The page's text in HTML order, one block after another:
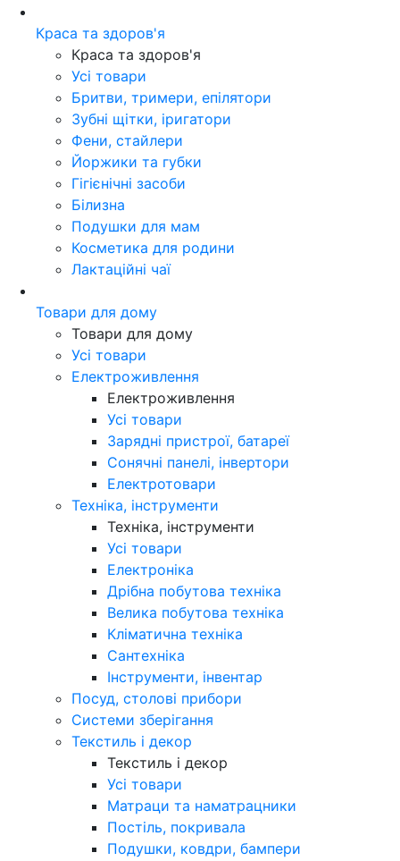
Краса та здоров'я
Краса та здоров'я
Усі товари
Бритви, тримери, епілятори
Зубні щітки, іригатори
Фени, стайлери
Йоржики та губки
Гігієнічні засоби
Білизна
Подушки для мам
Косметика для родини
Лактаційні чаї
Товари для дому
Товари для дому
Усі товари
Електроживлення
Електроживлення
Усі товари
Зарядні пристрої, батареї
Сонячні панелі, інвертори
Електротовари
Техніка, інструменти
Техніка, інструменти
Усі товари
Електроніка
Дрібна побутова техніка
Велика побутова техніка
Кліматична техніка
Сантехніка
Інструменти, інвентар
Посуд, столові прибори
Системи зберігання
Текстиль і декор
Текстиль і декор
Усі товари
Матраци та наматрацники
Постіль, покривала
Подушки, ковдри, бампери